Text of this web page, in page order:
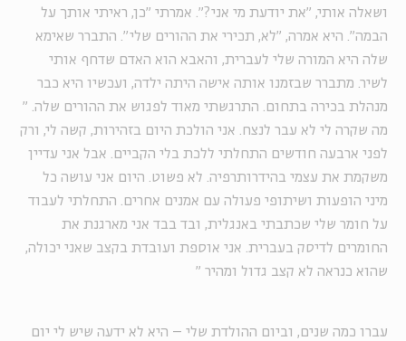
ושאלה אותי, "את יודעת מי אני?". אמרתי "כן, ראיתי אותך על
הבמה". היא אמרה, "לא, תכירי את ההורים שלי". התברר שאימא
שלה היא המורה שלי לעברית, והאבא הוא האדם שדחף אותי
לשיר. מתברר שבזמנו אותה אישה היתה ילדה, ועכשיו היא כבר
מנהלת בכירה בתחום. התרגשתי מאוד לפגוש את ההורים שלה. "
מה שקרה לי לא עבר לנצח. אני הולכת היום בזהירות, קשה לי, ורק
לפני ארבעה חודשים התחלתי ללכת בלי הקביים. אבל אני עדיין
משקמת את עצמי בהידרותרפיה. לא פשוט. היום אני עושה כל
מיני הופעות ושיתופי פעולה עם אמנים אחרים. התחלתי לעבוד
על חומר שלי שכתבתי באנגלית, ובד בבד אני מארגנת את
החומרים לדיסק בעברית. אני אוספת ועובדת בקצב שאני יכולה,
שהוא כנראה לא קצב גדול ומהיר "
עברו כמה שנים, וביום ההולדת שלי – היא לא ידעה שיש לי יום